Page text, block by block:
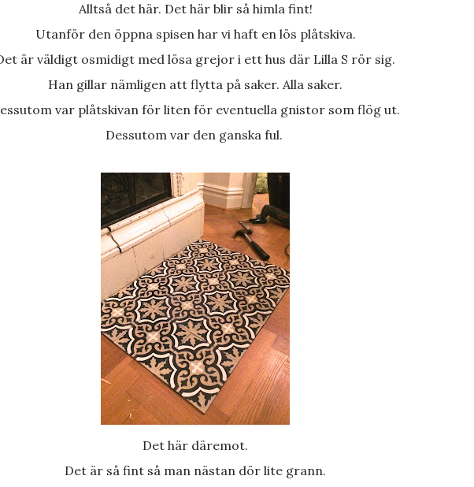
Alltså det här. Det här blir så himla fint!
Utanför den öppna spisen har vi haft en lös plåtskiva.
Det är väldigt osmidigt med lösa grejor i ett hus där Lilla S rör sig.
Han gillar nämligen att flytta på saker. Alla saker.
Dessutom var plåtskivan för liten för eventuella gnistor som flög ut.
Dessutom var den ganska ful.
Det här däremot.
Det är så fint så man nästan dör lite grann.